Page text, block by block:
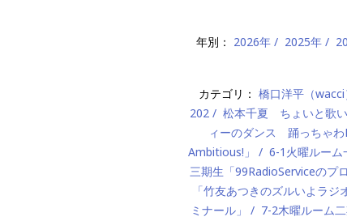
年別： 2026年 2025年
カテゴリ： 橋口洋平（wacci
202
松本千夏 ちょいと歌
ィーのダンス 踊っちゃわ
Ambitious!」
6-1火曜ルーム
三期生「99RadioServiceのプ
「竹友あつきのズルいよラジ
ミナール」
7-2木曜ルーム